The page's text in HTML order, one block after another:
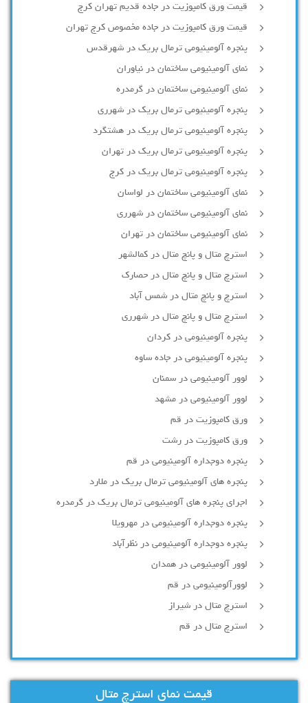
قیمت ورق کامپوزیت در جاده قدیم تهران کرج
قیمت ورق کامپوزیت در جاده مخصوص کرج تهران
پنجره آلومینیومی ترمال بریک در شهرقدس
نمای آلومینیومی ساختمان در نیاوران
نمای آلومینیومی ساختمان در گرمدره
پنجره آلومینیومی ترمال بریک در شهرری
پنجره آلومینیومی ترمال بریک در هشتگرد
پنجره آلومینیومی ترمال بریک در تهران
پنجره آلومینیومی ترمال بریک در کرج
نمای آلومینیومی ساختمان در لواسان
نمای آلومینیومی ساختمان در شهرری
نمای آلومینیومی ساختمان در تهران
استرچ متال و پانچ متال در کمالشهر
استرچ متال و پانچ متال در حصارك
استرچ و پانچ متال در شمس آباد
استرچ متال و پانچ متال در شهرری
پنجره آلومینیومی در کردان
پنجره آلومینیومی در جاده ساوه
لوور آلومینیومی در سمنان
لوور آلومینیومی در مشهد
ورق کامپوزیت در قم
ورق کامپوزیت در رشت
پنجره دوجداره آلومينيومی در قم
پنجره های آلومینیومی ترمال بریک در ملارد
اجرای پنجره های آلومینیومی ترمال بریک در گرمدره
پنجره دوجداره آلومینیومی در مهرویلا
پنجره دوجداره آلومینیومی در نظرآباد
لوور آلومینیومی در همدان
لوورآلومینیومی در قم
استرچ متال در شیراز
استرچ متال در قم
قیمت نمای استرچ متال